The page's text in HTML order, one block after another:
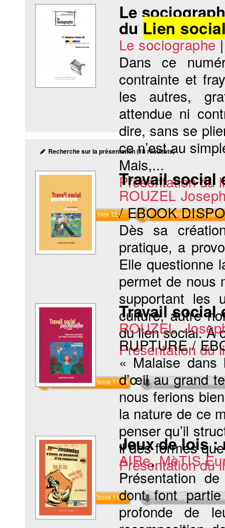
Le
du Lien
Le sociographe
Dans ce
contrainte et
les autres,
attendue ni
dire, sans se
ce n’est au
Mais,...
Présentation du
Commander le livre 12 € Téléchargement gratuit
Recherche sur la présentation (18 résultats)
Travail social
ROUZEL
/ EBOOK
Dès sa
pratique, a
Elle questionne
permet de nous
supportant les
culture, autre
du lien social. À
Présentation du
Commander l'Ebook 11.9 € Téléchargement
Travail social
ROUZEL
RUPTURE /
« Malaise
d’œil au grand
nous ferions
la nature de ce
penser qu’il
il des formes
Présentation du
Commander l'Ebook 11.9 € Téléchargement
Jeux de lois :
AIRe,MèTIS
Présentation
dont font
profonde de